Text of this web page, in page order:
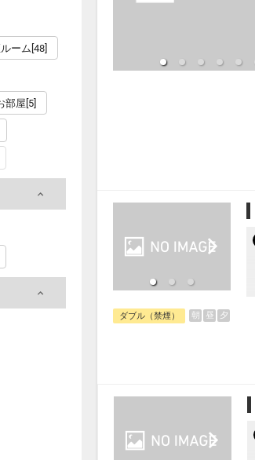
ーム[48]
部屋[5]
ダブル（禁煙） 朝 昼 夕